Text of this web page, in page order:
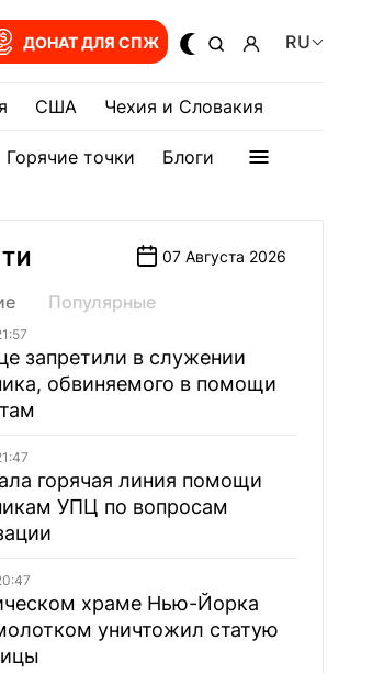
ДОНАТ ДЛЯ СПЖ RU
США Чехия и Словакия
Горячие точки Блоги
07 Августа 2026
Популярные
запретили в служении
обвиняемого в помощи
горячая линия помощи
УПЦ по вопросам
храме Нью-Йорка
уничтожил статую